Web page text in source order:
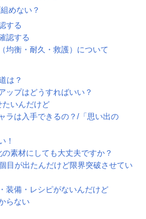
めない？
する
認する
衡・耐久・救護）について
は？
ップはどうすればいい？
いんだけど
ラは入手できるの？/「思い出の
！
素材にしても大丈夫ですか？
目が出たんだけど限界突破させてい
装備・レシピがないんだけど
らない